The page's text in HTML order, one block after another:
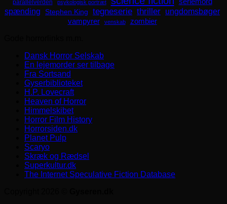
parallelverden psykologisk portræt
spænding Stephen King tegneserie thriller ungdomsbøger
vampyrer venskab
zombier
Dansk Horror Selskab
En lejemorder ser tilbage
Fra Sortsand
Gyserbiblioteket
H.P. Lovecraft
Heaven of Horror
Himmelskibet
Horror Film History
Horrorsiden.dk
Planet Pulp
Scaryo
Skræk og Rædsel
Superkultur.dk
The Internet Speculative Fiction Database